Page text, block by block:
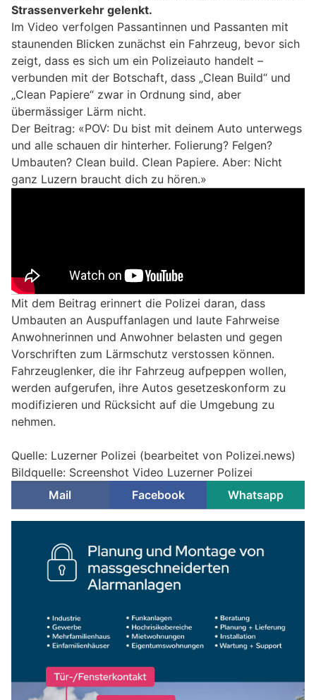
Strassenverkehr gelenkt.
Im Video verfolgen Passantinnen und Passanten mit
staunenden Blicken zunächst ein Fahrzeug, bevor sich
zeigt, dass es sich um ein Polizeiauto handelt –
verbunden mit der Botschaft, dass „Clean Build“ und
„Clean Papiere“ zwar in Ordnung sind, aber
übermässiger Lärm nicht.
Der Beitrag: «POV: Du bist mit deinem Auto unterwegs
und alle schauen dir hinterher. Folierung? Felgen?
Umbauten? Clean build. Clean Papiere. Aber: Nicht
ganz Luzern braucht dich zu hören.»
Mit dem Beitrag erinnert die Polizei daran, dass
Umbauten an Auspuffanlagen und laute Fahrweise
Anwohnerinnen und Anwohner belasten und gegen
Vorschriften zum Lärmschutz verstossen können.
Fahrzeuglenker, die ihr Fahrzeug aufpeppen wollen,
werden aufgerufen, ihre Autos gesetzeskonform zu
modifizieren und Rücksicht auf die Umgebung zu
nehmen.
Quelle: Luzerner Polizei (bearbeitet von Polizei.news)
Bildquelle: Screenshot Video Luzerner Polizei
Mail
Facebook Whatsapp